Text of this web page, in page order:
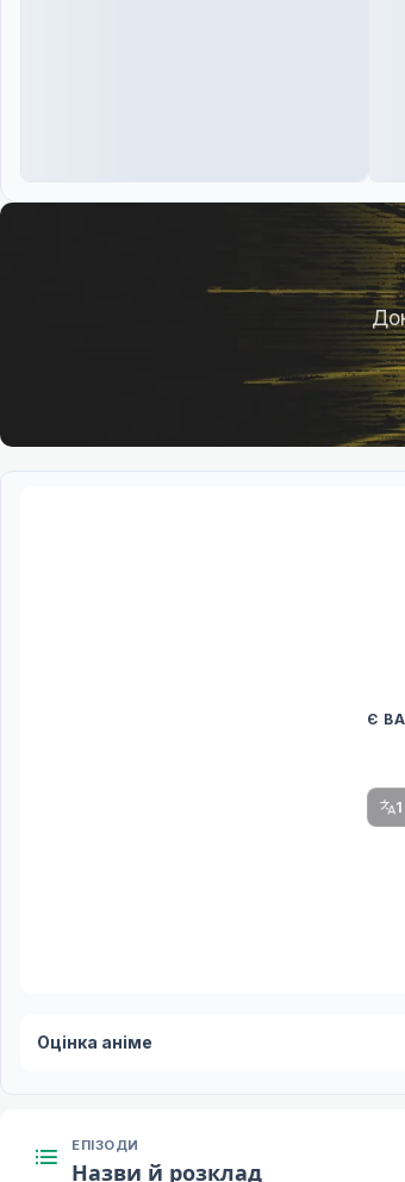
Є
Оцінка аніме
ЕПІЗОДИ
Назви й розклад